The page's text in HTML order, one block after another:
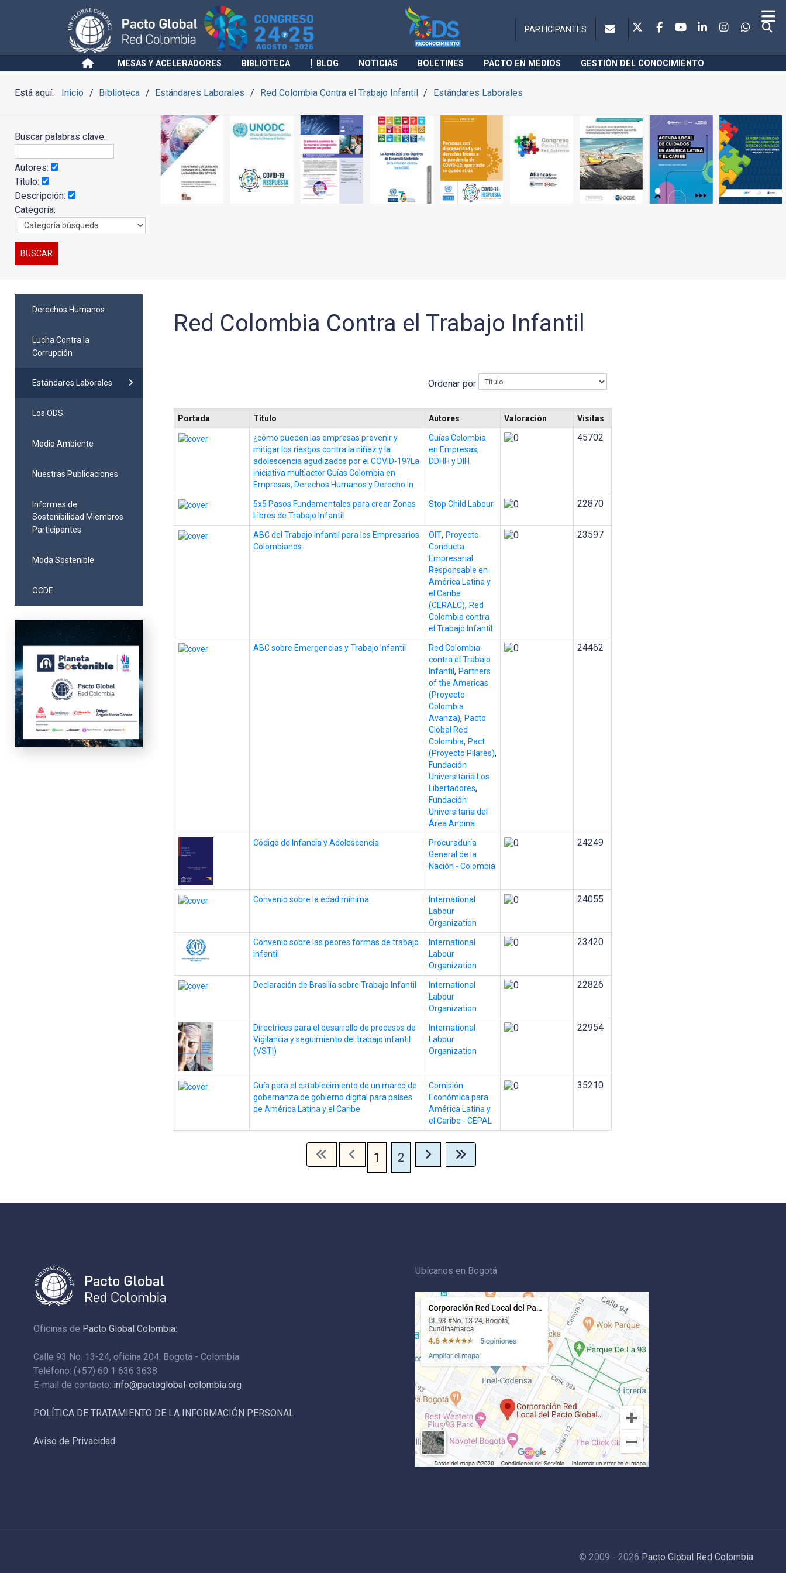
PARTICIPANTES
MESAS Y ACELERADORES BIBLIOTECA BLOG NOTICIAS BOLETINES PACTO EN MEDIOS GESTIÓN DEL CONOCIMIENTO
Está aquí: Inicio Biblioteca Estándares Laborales Red Colombia Contra el Trabajo Infantil Estándares Laborales
Buscar palabras clave:
Autores:
Título:
Descripción:
Categoría:
Derechos Humanos
Lucha Contra la
Corrupción
Estándares Laborales
Los ODS
Medio Ambiente
Nuestras Publicaciones
Informes de
Sostenibilidad Miembros
Participantes
Moda Sostenible
OCDE
Red Colombia Contra el Trabajo Infantil
Ordenar por
Portada Título Autores Valoración Visitas
¿cómo pueden las empresas prevenir y
mitigar los riesgos contra la niñez y la
adolescencia agudizados por el COVID-19?La
iniciativa multiactor Guías Colombia en
Empresas, Derechos Humanos y Derecho In
Guías Colombia
en Empresas,
DDHH y DIH
45702
5x5 Pasos Fundamentales para crear Zonas
Libres de Trabajo Infantil
Stop Child Labour 22870
ABC del Trabajo Infantil para los Empresarios
Colombianos
OIT,Proyecto
Conducta
Empresarial
Responsable en
América Latina y
el Caribe
(CERALC),Red
Colombia contra
el Trabajo Infantil
23597
ABC sobre Emergencias y Trabajo Infantil
Red Colombia
contra el Trabajo
Infantil,Partners
of the Americas
(Proyecto
Colombia
Avanza),Pacto
Global Red
Colombia,Pact
(Proyecto Pilares),
Fundación
Universitaria Los
Libertadores,
Fundación
Universitaria del
Área Andina
24462
Código de Infancia y Adolescencia
Procuraduría
General de la
Nación - Colombia
24249
Convenio sobre la edad mínima
International
Labour
Organization
24055
Convenio sobre las peores formas de trabajo
infantil
International
Labour
Organization
23420
Declaración de Brasilia sobre Trabajo Infantil
International
Labour
Organization
22826
Directrices para el desarrollo de procesos de
Vigilancia y seguimiento del trabajo infantil
(VSTI)
International
Labour
Organization
22954
Guía para el establecimiento de un marco de
gobernanza de gobierno digital para países
de América Latina y el Caribe
Comisión
Económica para
América Latina y
el Caribe - CEPAL
35210
1 2
Oficinas de Pacto Global Colombia:
Calle 93 No. 13-24, oficina 204. Bogotá - Colombia
Teléfono: (+57) 60 1 636 3638
E-mail de contacto: info@pactoglobal-colombia.org
POLÍTICA DE TRATAMIENTO DE LA INFORMACIÓN PERSONAL
Aviso de Privacidad
Ubícanos en Bogotá
© 2009 - 2026 Pacto Global Red Colombia